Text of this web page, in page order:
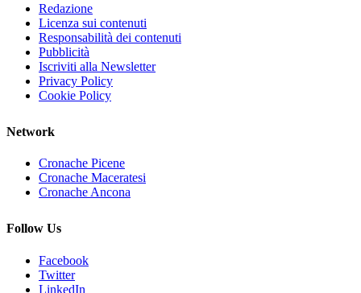
Redazione
Licenza sui contenuti
Responsabilità dei contenuti
Pubblicità
Iscriviti alla Newsletter
Privacy Policy
Cookie Policy
Network
Cronache Picene
Cronache Maceratesi
Cronache Ancona
Follow Us
Facebook
Twitter
LinkedIn